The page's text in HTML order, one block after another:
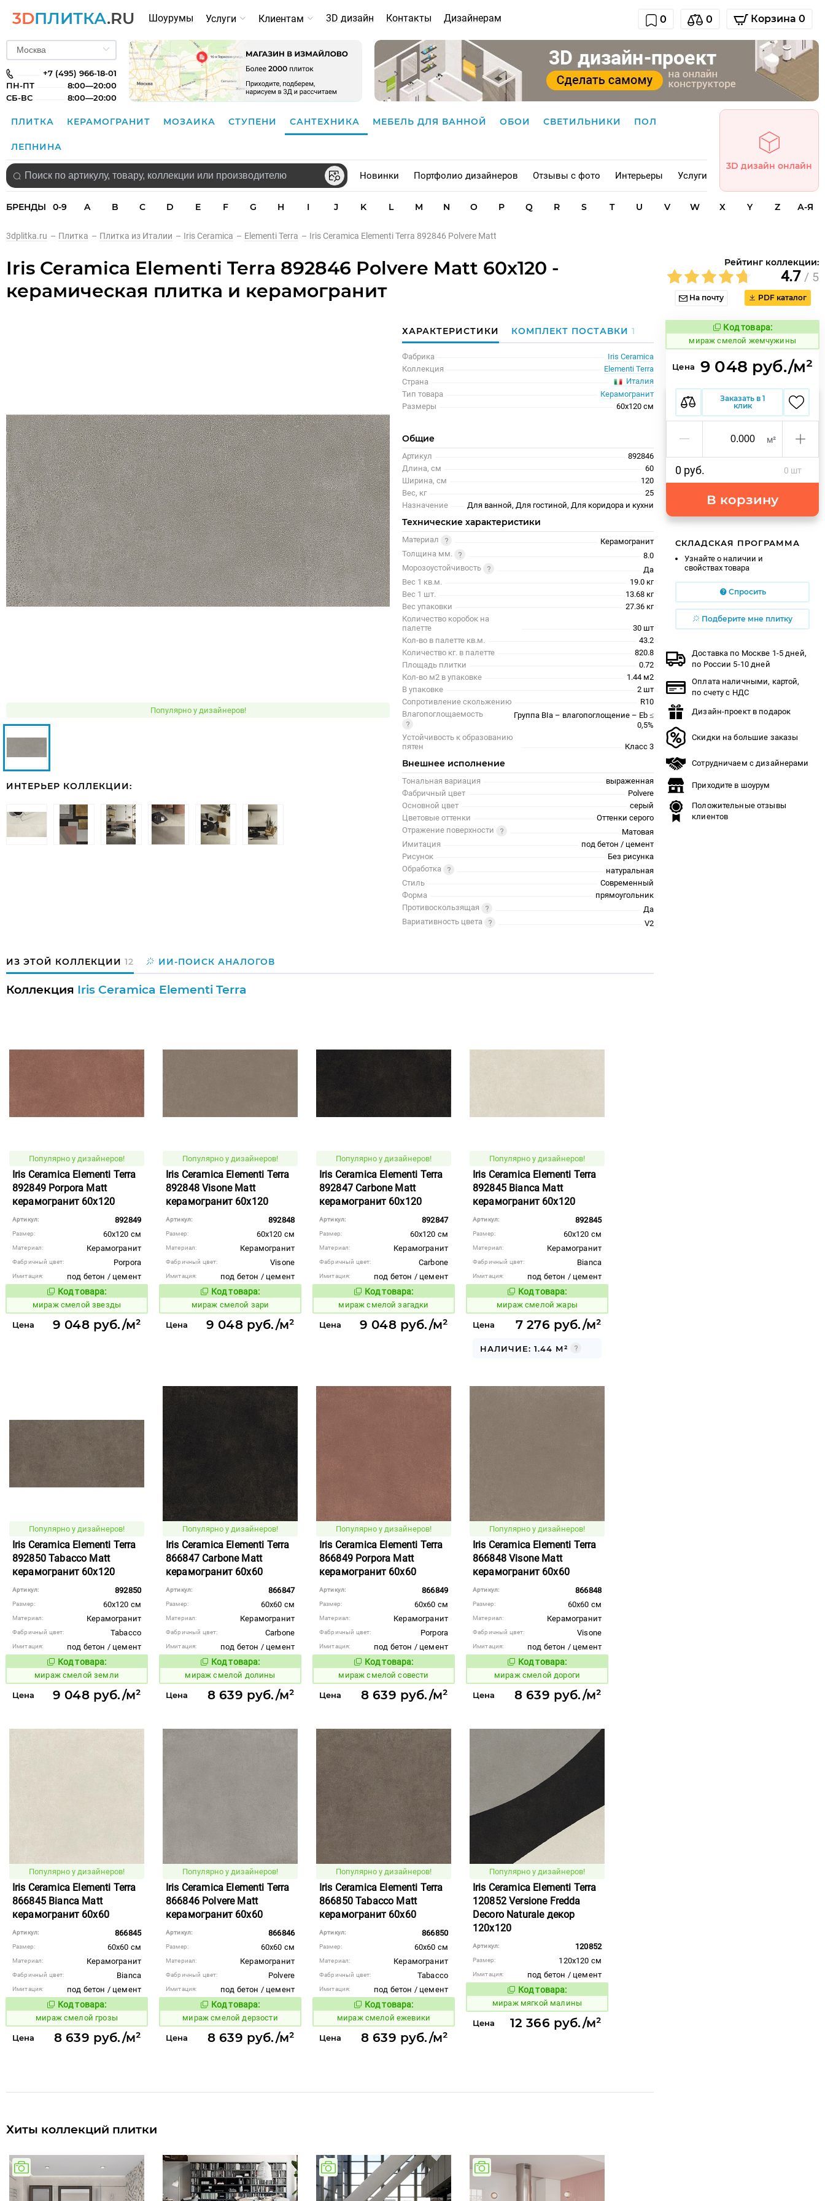
3DПЛИТКА.RU Шоурумы Услуги Клиентам 3D дизайн Контакты Дизайнерам 0 0 Корзина 0
+7 (495) 966-18-01
ПН-ПТ
8:00—20:00
СБ-ВС
8:00—20:00
ПЛИТКА КЕРАМОГРАНИТ МОЗАИКА СТУПЕНИ САНТЕХНИКА МЕБЕЛЬ ДЛЯ ВАННОЙ ОБОИ СВЕТИЛЬНИКИ ПОЛ
ЛЕПНИНА
Новинки Портфолио дизайнеров Отзывы с фото Интерьеры Услуги
3D дизайн онлайн
БРЕНДЫ 0-9 A B C D E F G H I J K L M N O P Q R S T U V W X Y Z А-Я
3dplitka.ru – Плитка – Плитка из Италии – Iris Ceramica – Elementi Terra – Iris Ceramica Elementi Terra 892846 Polvere Matt
Iris Ceramica Elementi Terra 892846 Polvere Matt 60x120 -
керамическая плитка и керамогранит
Рейтинг коллекции:
4.7 / 5
На почту PDF каталог
Популярно у дизайнеров!
ИНТЕРЬЕР КОЛЛЕКЦИИ:
ХАРАКТЕРИСТИКИ КОМПЛЕКТ ПОСТАВКИ1
Фабрика
Iris Ceramica
Коллекция
Elementi Terra
Страна
Италия
Тип товара
Керамогранит
Размеры
60x120 см
Общие
Артикул
892846
Длина, см
60
Ширина, см
120
Вес, кг
25
Назначение
Для ванной, Для гостиной, Для коридора и кухни
Технические характеристики
Материал
Керамогранит
Толщина мм.
8.0
Морозоустойчивость
Да
Вес 1 кв.м.
19.0 кг
Вес 1 шт.
13.68 кг
Вес упаковки
27.36 кг
Количество коробок на
палетте
30 шт
Кол-во в палетте кв.м.
43.2
Количество кг. в палетте
820.8
Площадь плитки
0.72
Кол-во м2 в упаковке
1.44 м2
В упаковке
2 шт
Сопротивление скольжению
R10
Влагопоглощаемость
Группа BIa – влагопоглощение – Eb ≤
0,5%
Устойчивость к образованию
пятен
Класс 3
Внешнее исполнение
Тональная вариация
выраженная
Фабричный цвет
Polvere
Основной цвет
серый
Цветовые оттенки
Оттенки серого
Отражение поверхности
Матовая
Имитация
под бетон / цемент
Рисунок
Без рисунка
Обработка
натуральная
Стиль
Современный
Форма
прямоугольник
Противоскользящая
Да
Вариативность цвета
V2
ИЗ ЭТОЙ КОЛЛЕКЦИИ 12 ИИ-ПОИСК АНАЛОГОВ
Коллекция Iris Ceramica Elementi Terra
Популярно у дизайнеров!
Iris Ceramica Elementi Terra
892849 Porpora Matt
керамогранит 60x120
Артикул: 892849
Размер: 60x120 см
Материал: Керамогранит
Фабричный цвет: Porpora
Имитация:
под бетон / цемент
Код товара:
995904Код товара:
мираж смелой звезды
Цена 9 048 руб./м²
Популярно у дизайнеров!
Iris Ceramica Elementi Terra
892848 Visone Matt
керамогранит 60x120
Артикул: 892848
Размер: 60x120 см
Материал: Керамогранит
Фабричный цвет: Visone
Имитация:
под бетон / цемент
Код товара:
995903 Код товара:
мираж смелой зари
Цена 9 048 руб./м²
Популярно у дизайнеров!
Iris Ceramica Elementi Terra
892847 Carbone Matt
керамогранит 60x120
Артикул: 892847
Размер: 60x120 см
Материал: Керамогранит
Фабричный цвет: Carbone
Имитация:
под бетон / цемент
Код товара:
995902 Код товара:
мираж смелой загадки
Цена 9 048 руб./м²
Популярно у дизайнеров!
Iris Ceramica Elementi Terra
892845 Bianca Matt
керамогранит 60x120
Артикул: 892845
Размер: 60x120 см
Материал: Керамогранит
Фабричный цвет: Bianca
Имитация:
под бетон / цемент
Код товара:
995900Код товара:
мираж смелой жары
Цена 7 276 руб./м²
НАЛИЧИЕ: 1.44 М²
Популярно у дизайнеров!
Iris Ceramica Elementi Terra
892850 Tabacco Matt
керамогранит 60x120
Артикул: 892850
Размер: 60x120 см
Материал: Керамогранит
Фабричный цвет: Tabacco
Имитация:
под бетон / цемент
Код товара:
995905 Код товара:
мираж смелой земли
Цена 9 048 руб./м²
Популярно у дизайнеров!
Iris Ceramica Elementi Terra
866847 Carbone Matt
керамогранит 60x60
Артикул: 866847
Размер: 60x60 см
Материал: Керамогранит
Фабричный цвет: Carbone
Имитация:
под бетон / цемент
Код товара:
995896 Код товара:
мираж смелой долины
Цена 8 639 руб./м²
Популярно у дизайнеров!
Iris Ceramica Elementi Terra
866849 Porpora Matt
керамогранит 60x60
Артикул: 866849
Размер: 60x60 см
Материал: Керамогранит
Фабричный цвет: Porpora
Имитация:
под бетон / цемент
Код товара:
995898 Код товара:
мираж смелой совести
Цена 8 639 руб./м²
Популярно у дизайнеров!
Iris Ceramica Elementi Terra
866848 Visone Matt
керамогранит 60x60
Артикул: 866848
Размер: 60x60 см
Материал: Керамогранит
Фабричный цвет: Visone
Имитация:
под бетон / цемент
Код товара:
995897 Код товара:
мираж смелой дороги
Цена 8 639 руб./м²
Популярно у дизайнеров!
Iris Ceramica Elementi Terra
866845 Bianca Matt
керамогранит 60x60
Артикул: 866845
Размер: 60x60 см
Материал: Керамогранит
Фабричный цвет: Bianca
Имитация:
под бетон / цемент
Код товара:
995894 Код товара:
мираж смелой грозы
Цена 8 639 руб./м²
Популярно у дизайнеров!
Iris Ceramica Elementi Terra
866846 Polvere Matt
керамогранит 60x60
Артикул: 866846
Размер: 60x60 см
Материал: Керамогранит
Фабричный цвет: Polvere
Имитация:
под бетон / цемент
Код товара:
995895 Код товара:
мираж смелой дерзости
Цена 8 639 руб./м²
Популярно у дизайнеров!
Iris Ceramica Elementi Terra
866850 Tabacco Matt
керамогранит 60x60
Артикул: 866850
Размер: 60x60 см
Материал: Керамогранит
Фабричный цвет: Tabacco
Имитация:
под бетон / цемент
Код товара:
995899 Код товара:
мираж смелой ежевики
Цена 8 639 руб./м²
Популярно у дизайнеров!
Iris Ceramica Elementi Terra
120852 Versione Fredda
Decoro Naturale декор
120x120
Артикул: 120852
Размер: 120x120 см
Имитация:
под бетон / цемент
Код товара:
992046 Код товара:
мираж мягкой малины
Цена 12 366 руб./м²
Хиты коллекций плитки
Код товара:
995901 Код товара:
мираж смелой жемчужины
Цена 9 048 руб./м²
Заказать в 1
клик
м²
0 руб. 0 шт
В корзину
СКЛАДСКАЯ ПРОГРАММА
Узнайте о наличии и
свойствах товара
Спросить
Подберите мне плитку
Доставка по Москве 1-5 дней,
по России 5-10 дней
Оплата наличными, картой,
по счету с НДС
Дизайн-проект в подарок
Скидки на большие заказы
Сотрудничаем с дизайнерами
Приходите в шоурум
Положительные отзывы
клиентов